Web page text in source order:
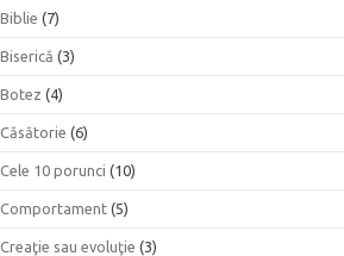
Biblie (7)
Biserică (3)
Botez (4)
Căsătorie (6)
Cele 10 porunci (10)
Comportament (5)
Creaţie sau evoluţie (3)